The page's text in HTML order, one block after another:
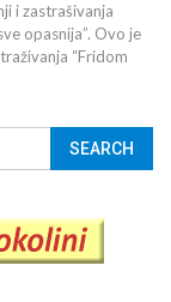
i zastrašivanja
opasnija”. Ovo je
“Fridom